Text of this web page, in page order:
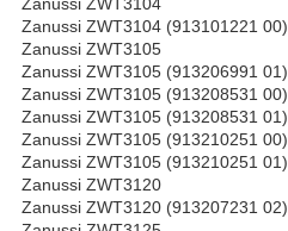
Zanussi ZWT3104 (913101221 00)
Zanussi ZWT3105
Zanussi ZWT3105 (913206991 01)
Zanussi ZWT3105 (913208531 00)
Zanussi ZWT3105 (913208531 01)
Zanussi ZWT3105 (913210251 00)
Zanussi ZWT3105 (913210251 01)
Zanussi ZWT3120
Zanussi ZWT3120 (913207231 02)